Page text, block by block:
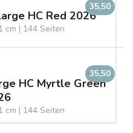
35,50
HC Red 2026
cm | 144 Seiten
35,50
HC Myrtle Green
cm | 144 Seiten